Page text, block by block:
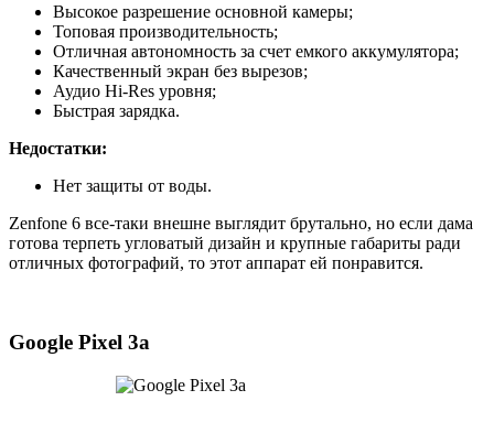
Высокое разрешение основной камеры;
Топовая производительность;
Отличная автономность за счет емкого аккумулятора;
Качественный экран без вырезов;
Аудио Hi-Res уровня;
Быстрая зарядка.
Недостатки:
Нет защиты от воды.
Zenfone 6 все-таки внешне выглядит брутально, но если дама
готова терпеть угловатый дизайн и крупные габариты ради
отличных фотографий, то этот аппарат ей понравится.
Google Pixel 3a